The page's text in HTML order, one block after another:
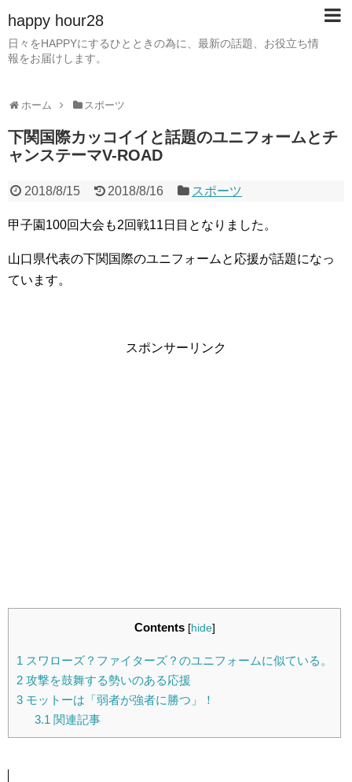
happy hour28
日々をHAPPYにするひとときの為に、最新の話題、お役立ち情
報をお届けします。
ホーム スポーツ
下関国際カッコイイと話題のユニフォームとチ
ャンステーマV-ROAD
2018/8/15 2018/8/16 スポーツ
甲子園100回大会も2回戦11日目となりました。
山口県代表の下関国際のユニフォームと応援が話題になっ
ています。
スポンサーリンク
Contents [hide]
1 スワローズ？ファイターズ？のユニフォームに似ている。
2 攻撃を鼓舞する勢いのある応援
3 モットーは「弱者が強者に勝つ」！
3.1 関連記事